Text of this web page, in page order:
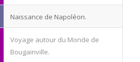
Naissance de Napoléon.
Voyage autour du Monde de
Bougainville.